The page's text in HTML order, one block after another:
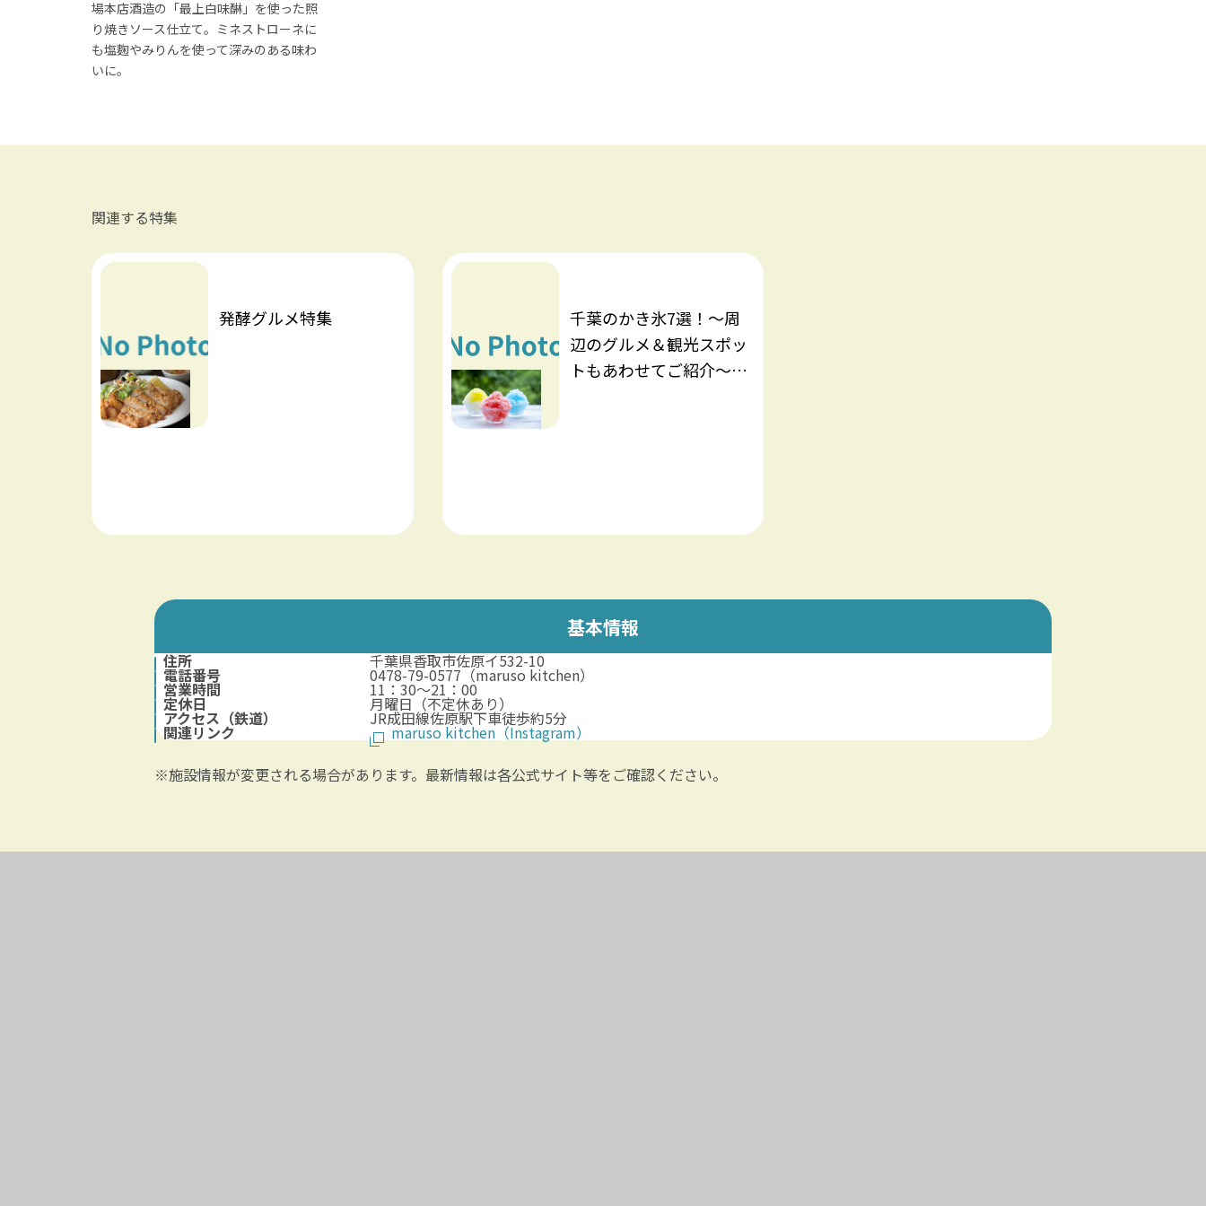
場本店酒造の「最上白味醂」を使った照
り焼きソース仕立て。ミネストローネに
も塩麴やみりんを使って深みのある味わ
いに。
関連する特集
発酵グルメ特集
千葉のかき氷7選！～周
辺のグルメ＆観光スポッ
トもあわせてご紹介～
基本情報
住所 千葉県香取市佐原イ532-10
電話番号 0478-79-0577（maruso kitchen）
営業時間 11：30～21：00
定休日 月曜日（不定休あり）
アクセス（鉄道） JR成田線佐原駅下車徒歩約5分
関連リンク
maruso kitchen（Instagram）
※施設情報が変更される場合があります。最新情報は各公式サイト等をご確認ください。